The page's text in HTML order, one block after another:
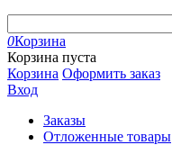
0Корзина
Корзина пуста
Корзина Оформить заказ
Вход
Заказы
Отложенные товары